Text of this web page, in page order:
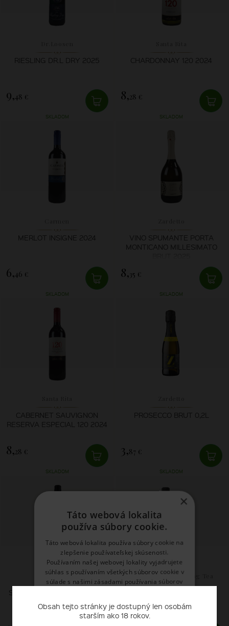
RIESLING DR.L DRY 2025
9,48 €
SKLADOM
CHARDONNAY 120 2024
8,28 €
SKLADOM
MERLOT INSIGNE 2024
6,46 €
SKLADOM
VINO SPUMANTE PORTA
MONTICANO MILLESIMATO
8, 35 €
SKLADOM
CABERNET SAUVIGNON
RESERVA ESPECIAL 120 2024
8,28 €
SKLADOM
PROSECCO BRUT 0,2L
3,87 €
SKLADOM
Sileni
SAUVIGNON BLANC CELLAR
Copenhagen Sparkling Tea
Company ApS
Obsah tejto stránky je dostupný len osobám
starším ako 18 rokov.
×
Táto webová lokalita
používa súbory cookie.
Táto webová lokalita používa súbory cookie na
zlepšenie používateľskej skúsenosti.
Používaním našej webovej lokality vyjadrujete
súhlas s používaním všetkých súborov cookie v
súlade s našimi zásadami používania súborov
NEVYHNUTNE POTREBNÉ